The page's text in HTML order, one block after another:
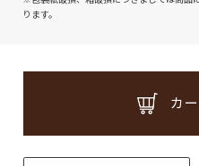
ります。
カ